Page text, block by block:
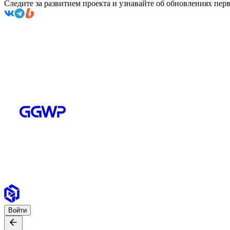
Следите за развитием проекта и узнавайте об обновлениях
Войти